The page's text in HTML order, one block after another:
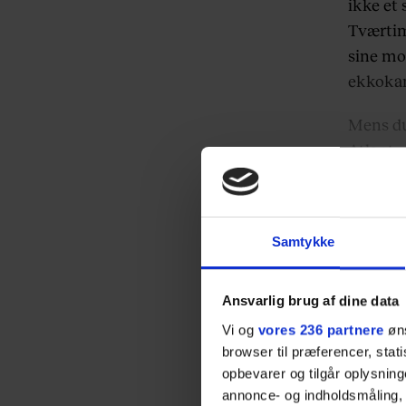
Samtykke
Ansvarlig brug af dine data
Vi og vores 236 partnere
browser til præferencer,
opbevarer og tilgår
annonce- og
ikke et
sine
Mens